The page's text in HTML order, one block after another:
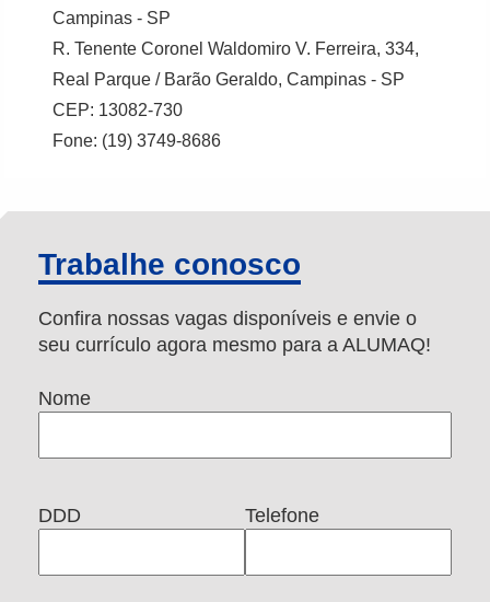
Campinas - SP
R. Tenente Coronel Waldomiro V. Ferreira, 334,
Real Parque / Barão Geraldo, Campinas - SP
CEP: 13082-730
Fone: (19) 3749-8686
Trabalhe conosco
Confira nossas vagas disponíveis e envie o
seu currículo agora mesmo para a ALUMAQ!
Nome
DDD Telefone